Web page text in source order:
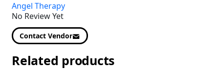
Angel Therapy
No Review Yet
Contact Vendor
Related products